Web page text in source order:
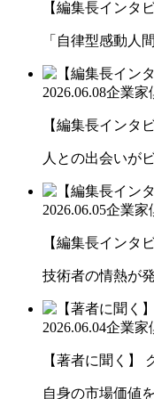
【編集長インタ
「自律型感動人
2026.06.08企業家
【編集長イン
人との出会いが
2026.06.05企業家
【編集長イン
技術者の情熱が
2026.06.04企業家
【著者に聞く
自身の市場価値